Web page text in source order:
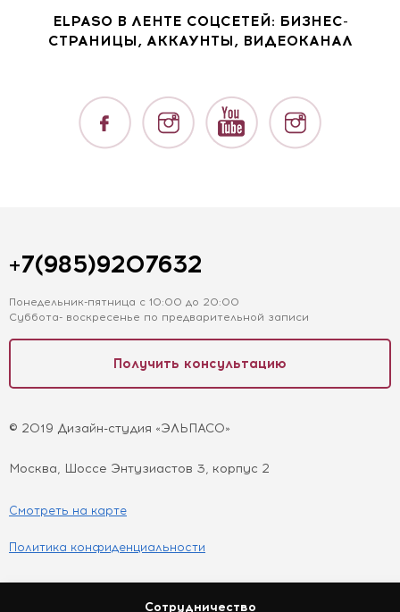
ELPASO В ЛЕНТЕ СОЦСЕТЕЙ: БИЗНЕС-
СТРАНИЦЫ, АККАУНТЫ, ВИДЕОКАНАЛ
+7(985)9207632
Понедельник-пятница с 10:00 до 20:00
Суббота- воскресенье по предварительной записи
Получить консультацию
© 2019 Дизайн-студия «ЭЛЬПАСО»
Москва, Шоссе Энтузиастов 3, корпус 2
Смотреть на карте
Политика конфиденциальности
Сотрудничество